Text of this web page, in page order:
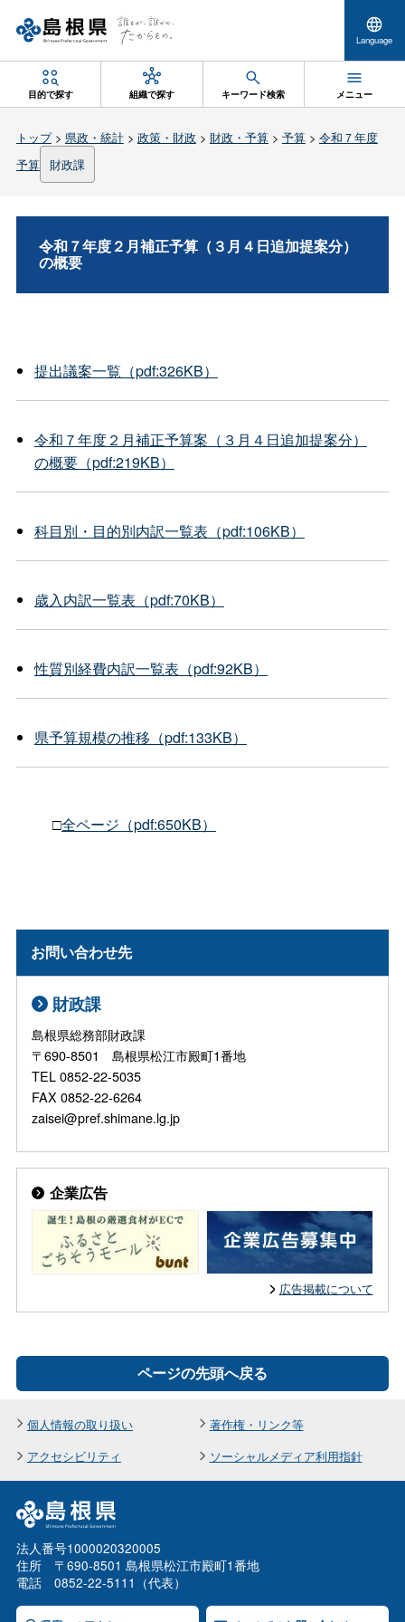
Language
目的で探す 組織で探す キーワード検索 メニュー
トップ> 県政・統計> 政策・財政 > 財政・予算> 予算> 令和７年度
予算
財政課
令和７年度２月補正予算（３月４日追加提案分）
の概要
提出議案一覧（pdf:326KB）
令和７年度２月補正予算案（３月４日追加提案分）
の概要（pdf:219KB）
科目別・目的別内訳一覧表（pdf:106KB）
歳入内訳一覧表（pdf:70KB）
性質別経費内訳一覧表（pdf:92KB）
県予算規模の推移（pdf:133KB）
□全ページ（pdf:650KB）
お問い合わせ先
財政課
島根県総務部財政課
〒690-8501 島根県松江市殿町1番地
TEL 0852-22-5035
FAX 0852-22-6264
zaisei@pref.shimane.lg.jp
企業広告
広告掲載について
ページの先頭へ戻る
個人情報の取り扱い
著作権・リンク等
アクセシビリティ
ソーシャルメディア利用指針
法人番号1000020320005
住所 〒690-8501 島根県松江市殿町1番地
電話 0852-22-5111（代表）